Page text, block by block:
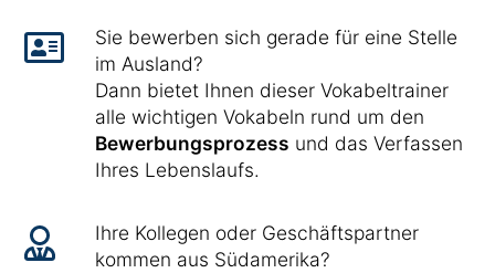
Sie bewerben sich gerade für eine Stelle
im Ausland?
Dann bietet Ihnen dieser Vokabeltrainer
alle wichtigen Vokabeln rund um den
Bewerbungsprozess und das Verfassen
Ihres Lebenslaufs.
Ihre Kollegen oder Geschäftspartner
kommen aus Südamerika?